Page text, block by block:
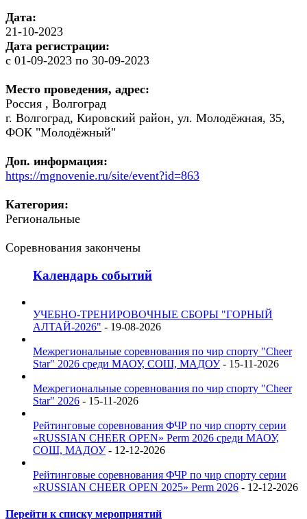
Дата:
21-10-2023
Дата регистрации:
с 01-09-2023 по 30-09-2023
Место проведения, адрес:
Россия , Волгоград
г. Волгоград, Кировский район, ул. Молодёжная, 35,
ФОК "Молодёжный"
Доп. информация:
https://mgnovenie.ru/site/event?id=863
Категория:
Региональные
Соревнования закончены
Календарь событий
УЧЕБНО-ТРЕНИРОВОЧНЫЕ СБОРЫ "ГОРНЫЙ
АЛТАЙ-2026" - 19-08-2026
Межрегиональные соревнования по чир спорту "Cheer
Star" 2026 среди МАОУ, СОШ, МАДОУ- 15-11-2026
Межрегиональные соревнования по чир спорту "Cheer
Star" 2026 - 15-11-2026
Рейтинговые соревнования ФЧР по чир спорту серии
«RUSSIAN CHEER OPEN» Perm 2026 среди МАОУ,
СОШ, МАДОУ- 12-12-2026
Рейтинговые соревнования ФЧР по чир спорту серии
«RUSSIAN CHEER OPEN 2025» Perm 2026 - 12-12-2026
Перейти к списку мероприятий